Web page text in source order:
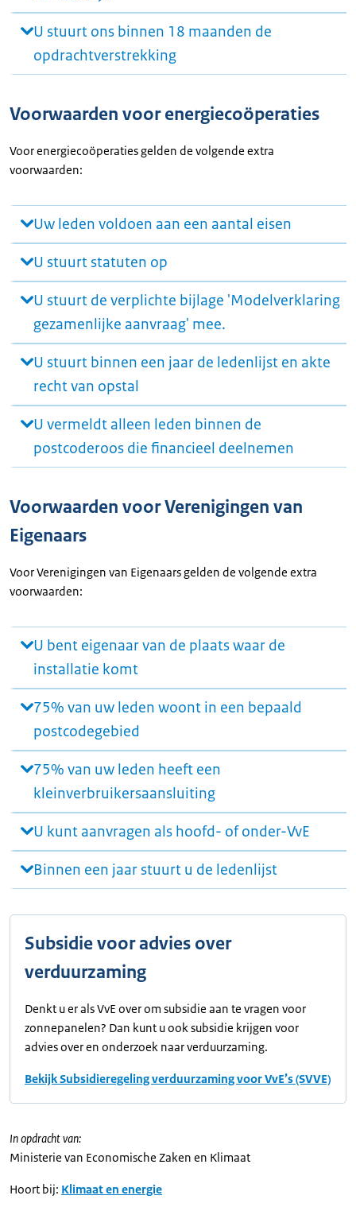
U stuurt ons binnen 18 maanden de
opdrachtverstrekking
Voorwaarden voor energiecoöperaties
Voor energiecoöperaties gelden de volgende extra
voorwaarden:
Uw leden voldoen aan een aantal eisen
U stuurt statuten op
U stuurt de verplichte bijlage 'Modelverklaring
gezamenlijke aanvraag' mee.
U stuurt binnen een jaar de ledenlijst en akte
recht van opstal
U vermeldt alleen leden binnen de
postcoderoos die financieel deelnemen
Voorwaarden voor Verenigingen van
Eigenaars
Voor Verenigingen van Eigenaars gelden de volgende extra
voorwaarden:
U bent eigenaar van de plaats waar de
installatie komt
75% van uw leden woont in een bepaald
postcodegebied
75% van uw leden heeft een
kleinverbruikersaansluiting
U kunt aanvragen als hoofd- of onder-VvE
Binnen een jaar stuurt u de ledenlijst
Subsidie voor advies over
verduurzaming
Denkt u er als VvE over om subsidie aan te vragen voor
zonnepanelen? Dan kunt u ook subsidie krijgen voor
advies over en onderzoek naar verduurzaming.
Bekijk Subsidieregeling verduurzaming voor VvE’s (SVVE)
In opdracht van:
Ministerie van Economische Zaken en Klimaat
Hoort bij: Klimaat en energie